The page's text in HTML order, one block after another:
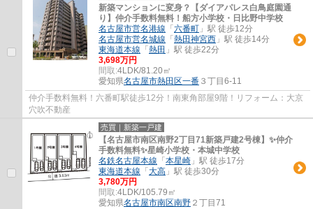
新築マンションに変身？【ダイアパレス白鳥庭園通
り】仲介手数料無料！船方小学校・日比野中学校
名古屋市営名港線 「 六番町 」駅 徒歩12分
名古屋市営名城線 「 熱田神宮西 」駅 徒歩14分
東海道本線 「 熱田 」駅 徒歩22分
3,698万円
間取:4LDK/81.20㎡
愛知県名古屋市熱田区一番 ３丁目6-11
仲介手数料無料！六番町駅徒歩12分！南東角部屋9階！リフォーム：大京
穴吹不動産
売買｜新築一戸建
【名古屋市南区南野2丁目71新築戸建2号棟】✨️仲介
手数料無料✨️星崎小学校・本城中学校
名鉄名古屋本線 「 本星崎 」駅 徒歩17分
東海道本線 「 大高 」駅 徒歩30分
3,780万円
間取:4LDK/105.79㎡
愛知県名古屋市南区南野 ２丁目71